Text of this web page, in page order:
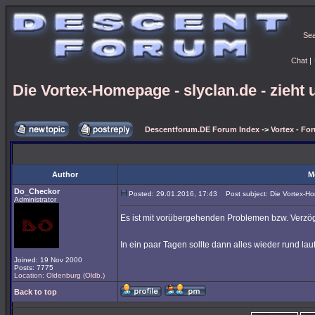
Chat |
Die Vortex-Homepage - slyclan.de - zieht
Descentforum.DE Forum Index -> Vortex -
Author
Do_Checkor
Administrator
Joined: 19 Nov 2000
Posts: 7775
Location: Oldenburg (Oldb.)
Posted: 29.01.2016, 17:43 Post subject: Die Vortex-
Es ist mit vorübergehenden Problemen bzw.
In ein paar Tagen sollte dann alles wieder rund
Back to top